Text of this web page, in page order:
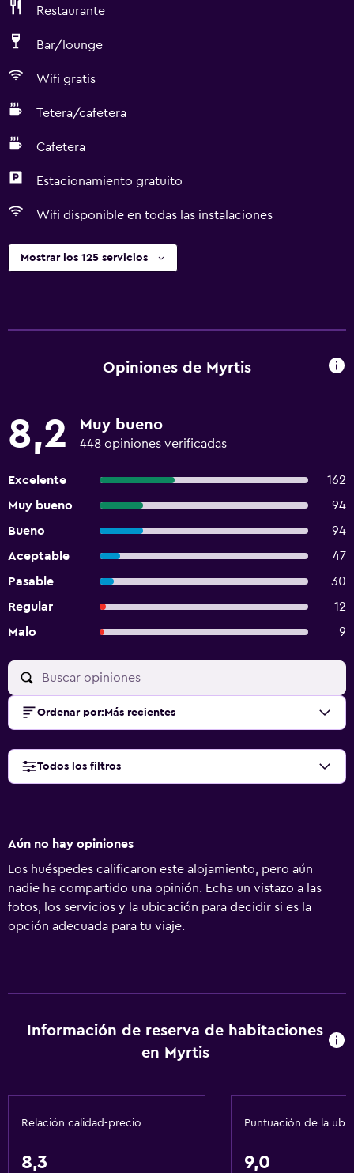
Restaurante
Bar/lounge
Wifi gratis
Tetera/cafetera
Cafetera
Estacionamiento gratuito
Wifi disponible en todas las instalaciones
Mostrar los 125 servicios
Opiniones de Myrtis
8,2 Muy bueno
448 opiniones verificadas
Excelente
162
Muy bueno
94
Bueno
94
Aceptable
47
Pasable
30
Regular
12
Malo
9
Ordenar por: Más recientes
Todos los filtros
Aún no hay opiniones
Los huéspedes calificaron este alojamiento, pero aún
nadie ha compartido una opinión. Echa un vistazo a las
fotos, los servicios y la ubicación para decidir si es la
opción adecuada para tu viaje.
Información de reserva de habitaciones
en Myrtis
Relación calidad-precio
8,3
Puntuación de la
9,0